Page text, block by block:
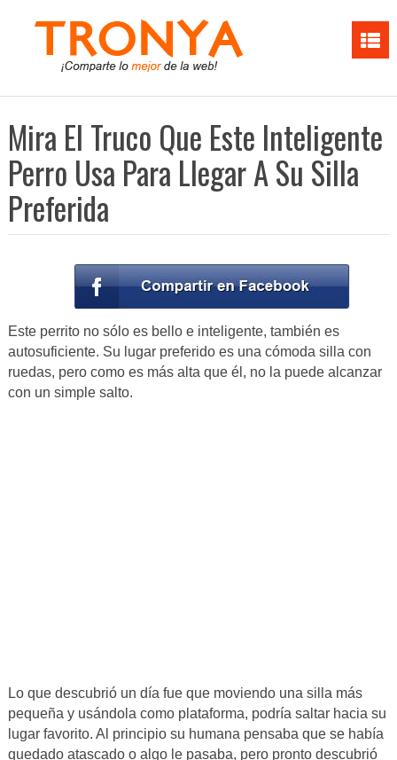
Mira El Truco Que Este Inteligente
Perro Usa Para Llegar A Su Silla
Preferida
Este perrito no sólo es bello e inteligente, también es
autosuficiente. Su lugar preferido es una cómoda silla con
ruedas, pero como es más alta que él, no la puede alcanzar
con un simple salto.
Lo que descubrió un día fue que moviendo una silla más
pequeña y usándola como plataforma, podría saltar hacia su
lugar favorito. Al principio su humana pensaba que se había
quedado atascado o algo le pasaba, pero pronto descubrió